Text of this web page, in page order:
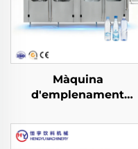
Màquina
d'emplenament
CGF40-40-12